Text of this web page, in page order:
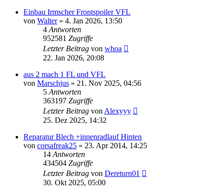
Einbau Irmscher Frontspoiler VFL
von Walter» 4. Jan 2026, 13:50
4 Antworten
952581 Zugriffe
Letzter Beitrag von whoa
22. Jan 2026, 20:08
aus 2 mach 1 FL und VFL
von Marschjus » 21. Nov 2025, 04:56
5 Antworten
363197 Zugriffe
Letzter Beitrag von Alexyyy
25. Dez 2025, 14:32
Reparatur Blech +innenradlauf Hinten
von corsafreak25 » 23. Apr 2014, 14:25
14 Antworten
434504 Zugriffe
Letzter Beitrag von Dereturn01
30. Okt 2025, 05:00